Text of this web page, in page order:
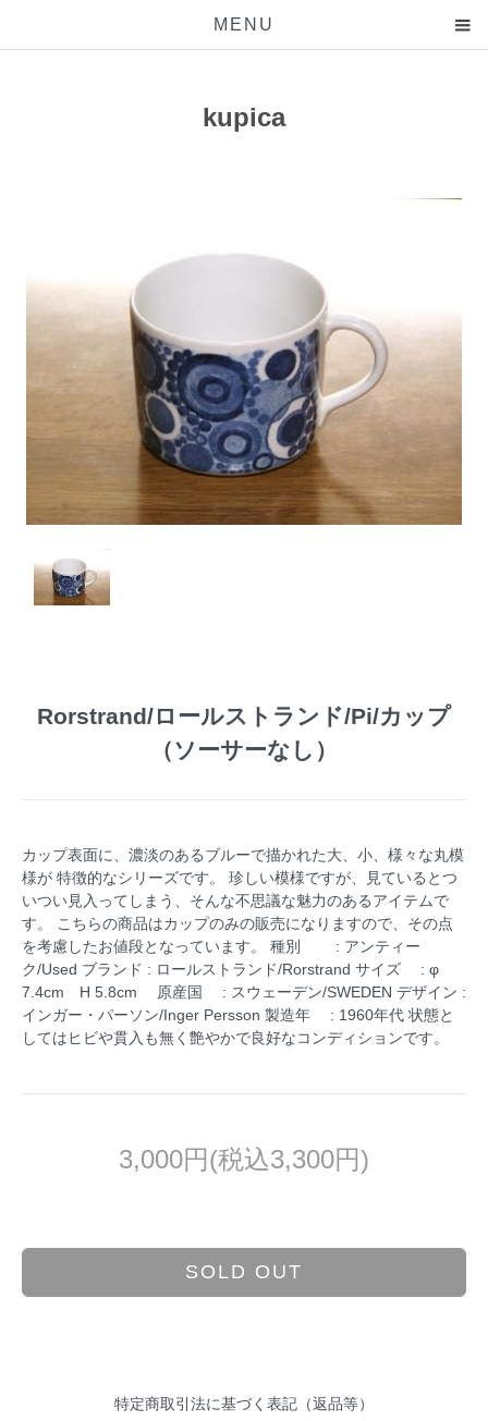
MENU
kupica
Rorstrand/ロールストランド/Pi/カップ
（ソーサーなし）
カップ表面に、濃淡のあるブルーで描かれた大、小、様々な丸模
様が 特徴的なシリーズです。 珍しい模様ですが、見ているとつ
いつい見入ってしまう、そんな不思議な魅力のあるアイテムで
す。 こちらの商品はカップのみの販売になりますので、その点
を考慮したお値段となっています。 種別 : アンティー
ク/Used ブランド : ロールストランド/Rorstrand サイズ : φ
7.4cm H 5.8cm 原産国 : スウェーデン/SWEDEN デザイン :
インガー・パーソン/Inger Persson 製造年 : 1960年代 状態と
してはヒビや貫入も無く艶やかで良好なコンディションです。
3,000円(税込3,300円)
SOLD OUT
特定商取引法に基づく表記（返品等）